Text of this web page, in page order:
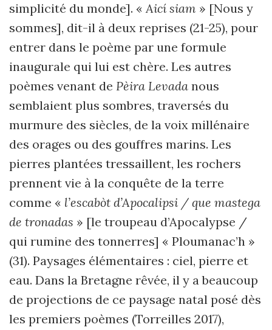
simplicité du monde]. «Aicí siam » [Nous y
sommes], dit-il à deux reprises (21-25), pour
entrer dans le poème par une formule
inaugurale qui lui est chère. Les autres
poèmes venant de Pèira Levada nous
semblaient plus sombres, traversés du
murmure des siècles, de la voix millénaire
des orages ou des gouffres marins. Les
pierres plantées tressaillent, les rochers
prennent vie à la conquête de la terre
comme « l’escabòt d’Apocalipsi / que mastega
de tronadas » [le troupeau d’Apocalypse /
qui rumine des tonnerres] « Ploumanac’h »
(31). Paysages élémentaires : ciel, pierre et
eau. Dans la Bretagne rêvée, il y a beaucoup
de projections de ce paysage natal posé dès
les premiers poèmes (Torreilles 2017),